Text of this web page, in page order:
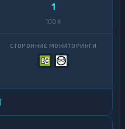
1
100 K